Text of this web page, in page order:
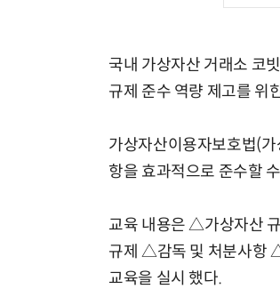
국내 가상자산 거래소 코
규제 준수 역량 제고를 위
가상자산이용자보호법(
항을 효과적으로 준수할
교육 내용은 △가상자산
규제 △감독 및 처분사항
교육을 실시 했다.